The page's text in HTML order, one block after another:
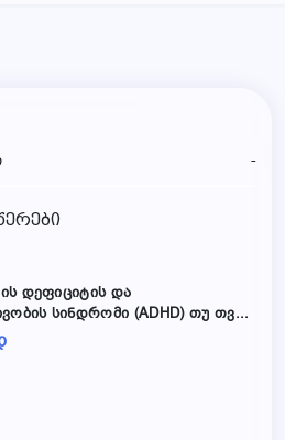
-
დეფიციტის და
სინდრომი (ADHD) თუ თვ...